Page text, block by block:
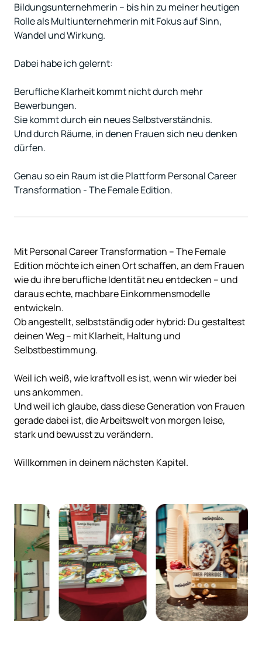
Bildungsunternehmerin – bis hin zu meiner heutigen
Rolle als Multiunternehmerin mit Fokus auf Sinn,
Wandel und Wirkung.
Dabei habe ich gelernt:
Berufliche Klarheit kommt nicht durch mehr
Bewerbungen.
Sie kommt durch ein neues Selbstverständnis.
Und durch Räume, in denen Frauen sich neu denken
dürfen.
Genau so ein Raum ist die Plattform Personal Career
Transformation - The Female Edition.
Mit Personal Career Transformation – The
Edition möchte ich einen Ort schaffen, an dem
wie du ihre berufliche Identität neu entdecken –
daraus echte, machbare
entwickeln.
Ob angestellt, selbstständig oder hybrid: Du
deinen Weg – mit Klarheit, Haltung
Selbstbestimmung.
Weil ich weiß, wie kraftvoll es ist, wenn wir wieder
uns ankommen.
Und weil ich glaube, dass diese Generation von
gerade dabei ist, die Arbeitswelt von morgen
stark und bewusst zu verändern.
Willkommen in deinem nächsten Kapitel.